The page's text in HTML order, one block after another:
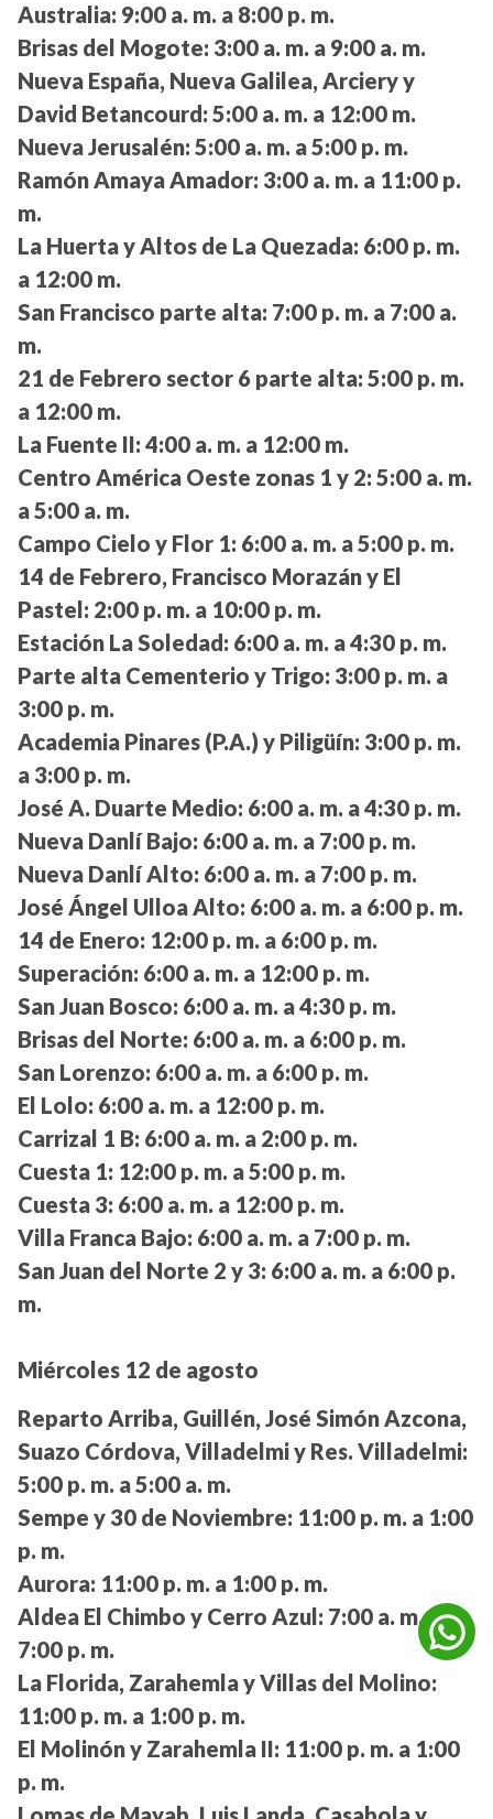
Australia: 9:00 a. m. a 8:00 p. m.
Brisas del Mogote: 3:00 a. m. a 9:00 a. m.
Nueva España, Nueva Galilea, Arciery y
David Betancourd: 5:00 a. m. a 12:00 m.
Nueva Jerusalén: 5:00 a. m. a 5:00 p. m.
Ramón Amaya Amador: 3:00 a. m. a 11:00 p.
m.
La Huerta y Altos de La Quezada: 6:00 p. m.
a 12:00 m.
San Francisco parte alta: 7:00 p. m. a 7:00 a.
m.
21 de Febrero sector 6 parte alta: 5:00 p. m.
a 12:00 m.
La Fuente II: 4:00 a. m. a 12:00 m.
Centro América Oeste zonas 1 y 2: 5:00 a. m.
a 5:00 a. m.
Campo Cielo y Flor 1: 6:00 a. m. a 5:00 p. m.
14 de Febrero, Francisco Morazán y El
Pastel: 2:00 p. m. a 10:00 p. m.
Estación La Soledad: 6:00 a. m. a 4:30 p. m.
Parte alta Cementerio y Trigo: 3:00 p. m. a
3:00 p. m.
Academia Pinares (P.A.) y Piligüín: 3:00 p. m.
a 3:00 p. m.
José A. Duarte Medio: 6:00 a. m. a 4:30 p. m.
Nueva Danlí Bajo: 6:00 a. m. a 7:00 p. m.
Nueva Danlí Alto: 6:00 a. m. a 7:00 p. m.
José Ángel Ulloa Alto: 6:00 a. m. a 6:00 p. m.
14 de Enero: 12:00 p. m. a 6:00 p. m.
Superación: 6:00 a. m. a 12:00 p. m.
San Juan Bosco: 6:00 a. m. a 4:30 p. m.
Brisas del Norte: 6:00 a. m. a 6:00 p. m.
San Lorenzo: 6:00 a. m. a 6:00 p. m.
El Lolo: 6:00 a. m. a 12:00 p. m.
Carrizal 1 B: 6:00 a. m. a 2:00 p. m.
Cuesta 1: 12:00 p. m. a 5:00 p. m.
Cuesta 3: 6:00 a. m. a 12:00 p. m.
Villa Franca Bajo: 6:00 a. m. a 7:00 p. m.
San Juan del Norte 2 y 3: 6:00 a. m. a 6:00 p.
m.
Miércoles 12 de agosto
Reparto Arriba, Guillén, José Simón Azcona,
Suazo Córdova, Villadelmi y Res. Villadelmi:
5:00 p. m. a 5:00 a. m.
Sempe y 30 de Noviembre: 11:00 p. m. a 1:00
p. m.
Aurora: 11:00 p. m. a 1:00 p. m.
Aldea El Chimbo y Cerro Azul: 7:00 a. m. a
7:00 p. m.
La Florida, Zarahemla y Villas del Molino:
11:00 p. m. a 1:00 p. m.
El Molinón y Zarahemla II: 11:00 p. m. a 1:00
p. m.